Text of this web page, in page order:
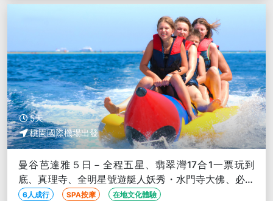
5天
桃園國際機場出發
曼谷芭達雅５日－全程五星、翡翠灣17合1一票玩到
底、真理寺、全明星號遊艇人妖秀・水門寺大佛、必比
登美食、無購物、６人成行
6人成行 SPA按摩 在地文化體驗